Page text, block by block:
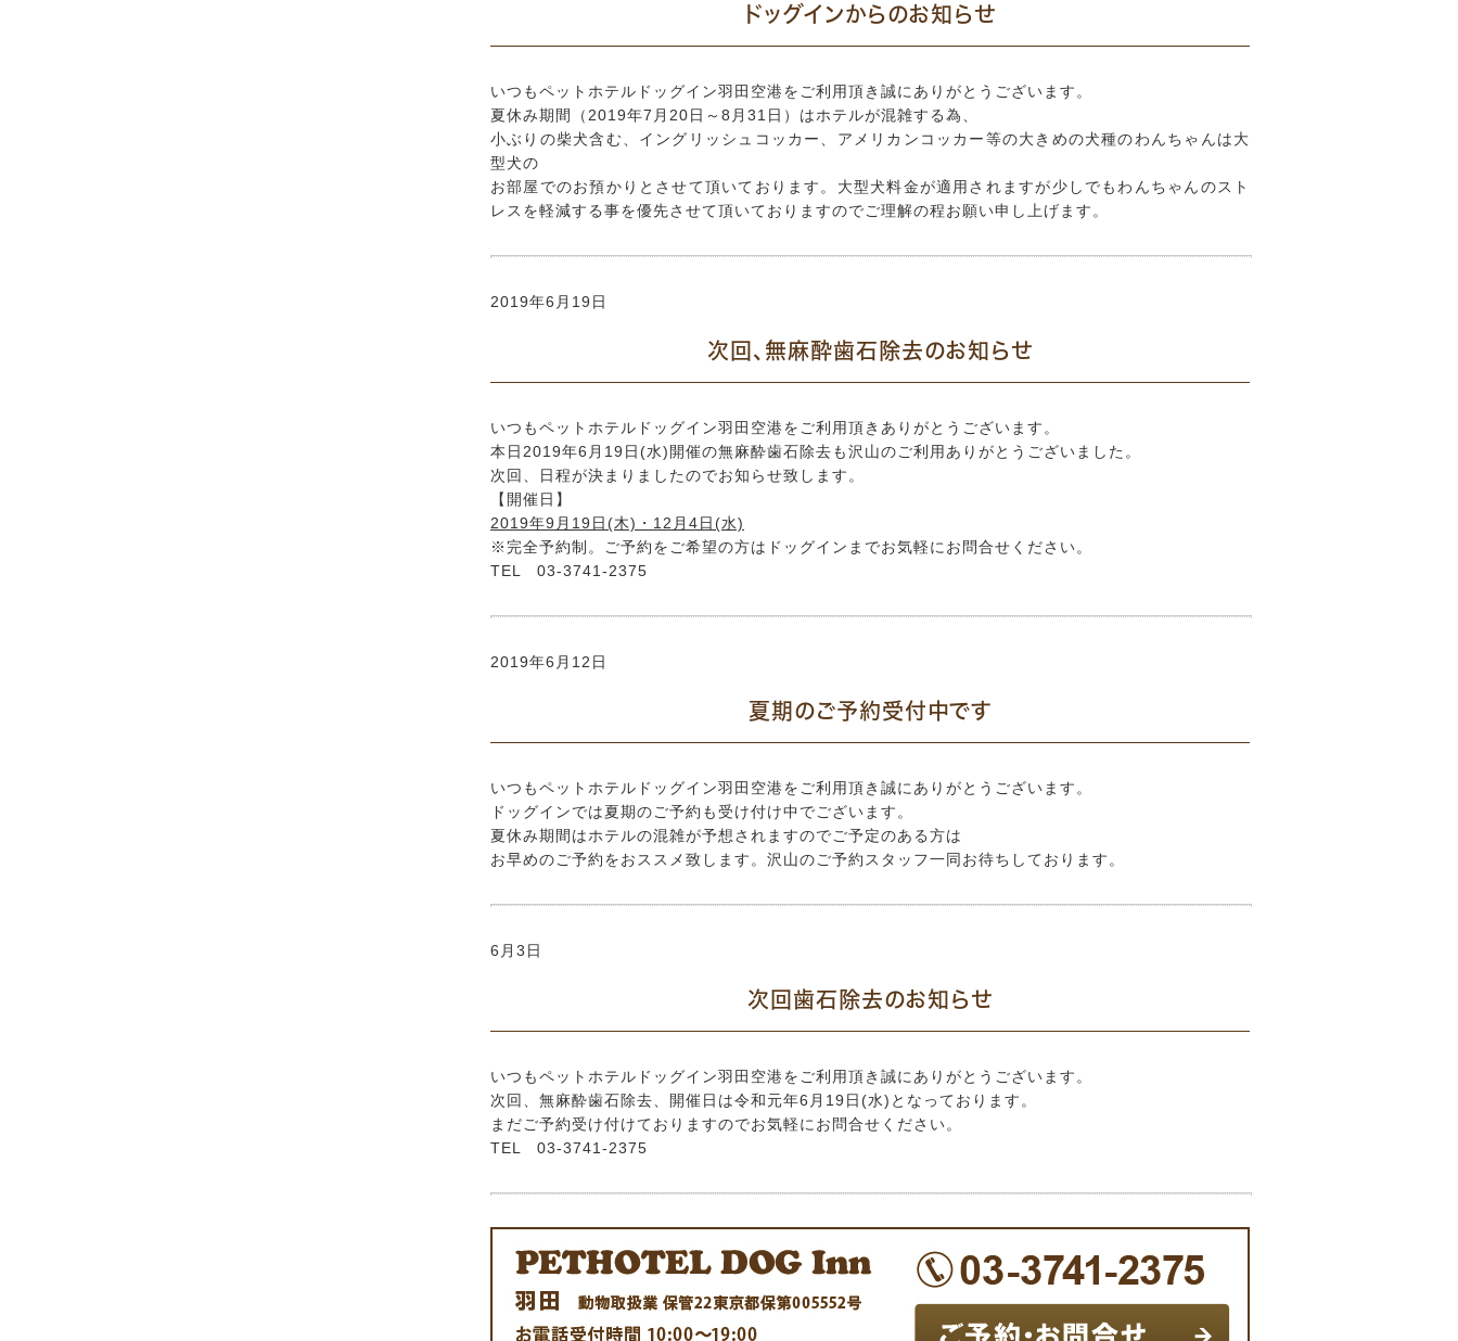
ドッグインからのお知らせ
いつもペットホテルドッグイン羽田空港をご利用頂き誠にありがとうございます。
夏休み期間（2019年7月20日～8月31日）はホテルが混雑する為、
小ぶりの柴犬含む、イングリッシュコッカー、アメリカンコッカー等の大きめの犬種のわんちゃんは大
型犬の
お部屋でのお預かりとさせて頂いております。大型犬料金が適用されますが少しでもわんちゃんのスト
レスを軽減する事を優先させて頂いておりますのでご理解の程お願い申し上げます。
2019年6月19日
次回、無麻酔歯石除去のお知らせ
いつもペットホテルドッグイン羽田空港をご利用頂きありがとうございます。
本日2019年6月19日(水)開催の無麻酔歯石除去も沢山のご利用ありがとうございました。
次回、日程が決まりましたのでお知らせ致します。
【開催日】
2019年9月19日(木)・12月4日(水)
※完全予約制。ご予約をご希望の方はドッグインまでお気軽にお問合せください。
TEL 03-3741-2375
2019年6月12日
夏期のご予約受付中です
いつもペットホテルドッグイン羽田空港をご利用頂き誠にありがとうございます。
ドッグインでは夏期のご予約も受け付け中でございます。
夏休み期間はホテルの混雑が予想されますのでご予定のある方は
お早めのご予約をおススメ致します。沢山のご予約スタッフ一同お待ちしております。
6月3日
次回歯石除去のお知らせ
いつもペットホテルドッグイン羽田空港をご利用頂き誠にありがとうございます。
次回、無麻酔歯石除去、開催日は令和元年6月19日(水)となっております。
まだご予約受け付けておりますのでお気軽にお問合せください。
TEL 03-3741-2375